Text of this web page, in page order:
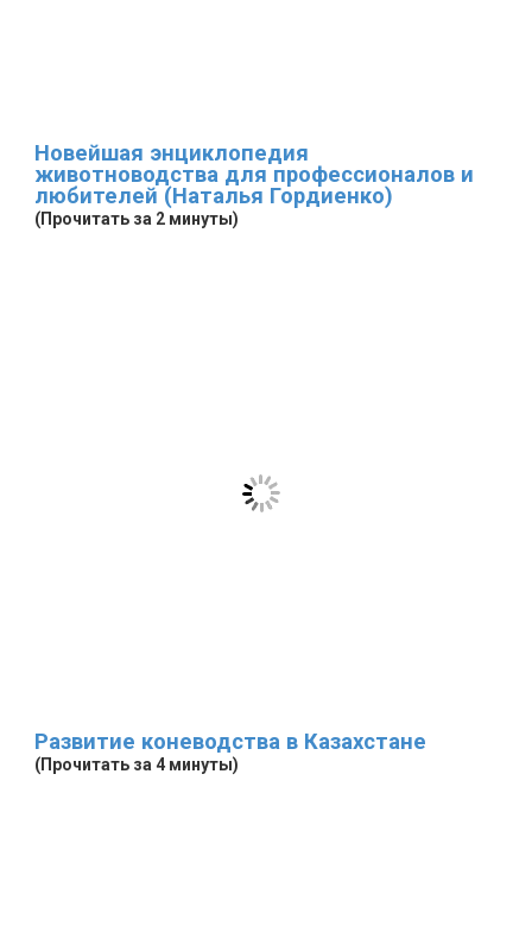
Новейшая энциклопедия
животноводства для профессионалов и
любителей (Наталья Гордиенко)
(Прочитать за 2 минуты)
Развитие коневодства в Казахстане
(Прочитать за 4 минуты)